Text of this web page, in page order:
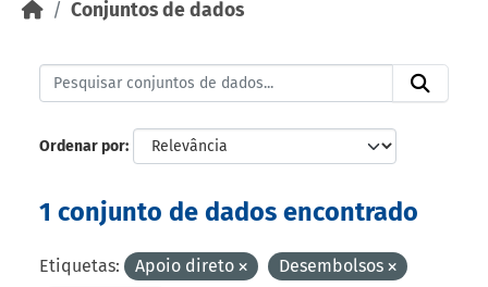
Conjuntos de dados
Ordenar por
1 conjunto de dados encontrado
Etiquetas: Apoio direto
Desembolsos